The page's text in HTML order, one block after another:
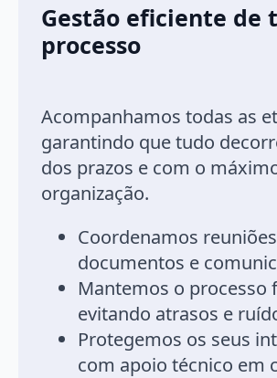
Gestão eficiente de
processo
Acompanhamos todas as
garantindo que tudo
dos prazos e com o
organização.
Coordenamos
documentos e
Mantemos o processo
evitando atrasos e
Protegemos os seus
com apoio técnico em